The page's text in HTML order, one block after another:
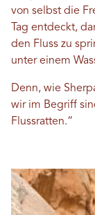
von selbst die
Tag entdeckt,
den Fluss zu
unter einem
Denn, wie
wir im Begriff
Flussratten.“